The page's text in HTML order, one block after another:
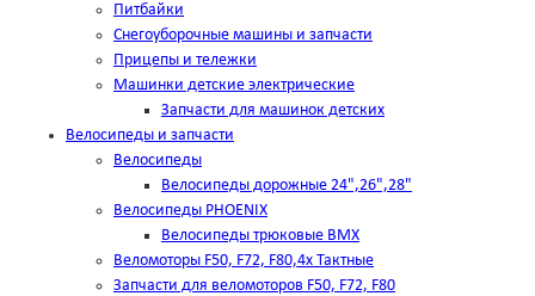
Питбайки
Снегоуборочные машины и запчасти
Прицепы и тележки
Машинки детские электрические
Запчасти для машинок детских
Велосипеды и запчасти
Велосипеды
Велосипеды дорожные 24",26",28"
Велосипеды PHOENIX
Велосипеды трюковые BMX
Веломоторы F50, F72, F80,4х Тактные
Запчасти для веломоторов F50, F72, F80